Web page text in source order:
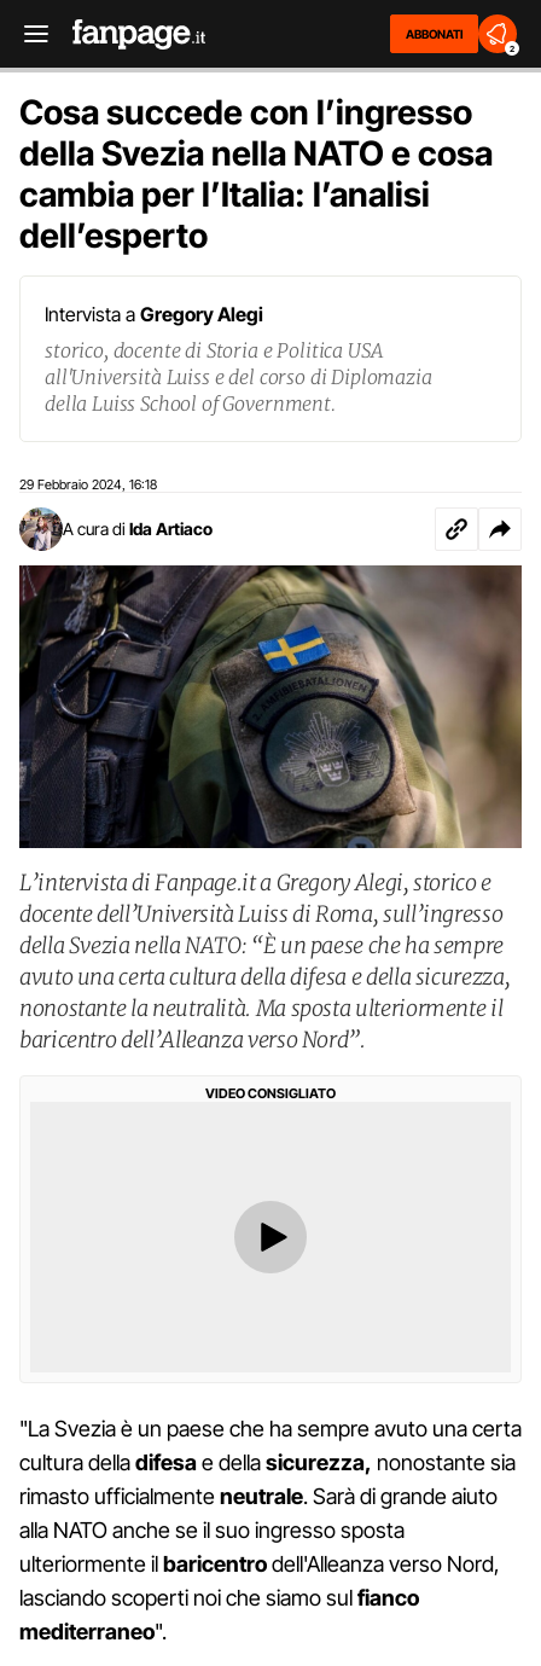
ABBONATI
2
Cosa succede con l’ingresso
della Svezia nella NATO e cosa
cambia per l’Italia: l’analisi
dell’esperto
Intervista a Gregory Alegi
storico, docente di Storia e Politica USA
all'Università Luiss e del corso di Diplomazia
della Luiss School of Government.
29 Febbraio 2024 16:18
A cura di Ida Artiaco
L’intervista di Fanpage.it a Gregory Alegi, storico e
docente dell’Università Luiss di Roma, sull’ingresso
della Svezia nella NATO: “È un paese che ha sempre
avuto una certa cultura della difesa e della sicurezza,
nonostante la neutralità. Ma sposta ulteriormente il
baricentro dell’Alleanza verso Nord”.
VIDEO CONSIGLIATO
"La Svezia è un paese che ha sempre avuto una certa
cultura delladifesae dellasicurezza, nonostante sia
rimasto ufficialmenteneutrale. Sarà di grande aiuto
alla NATO anche se il suo ingresso sposta
ulteriormente ilbaricentrodell'Alleanza verso Nord,
lasciando scoperti noi che siamo sulfianco
mediterraneo".